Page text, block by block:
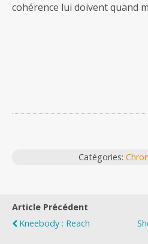
cohérence lui doivent quand
Catégories:
Article Précédent
Kneebody : Reach